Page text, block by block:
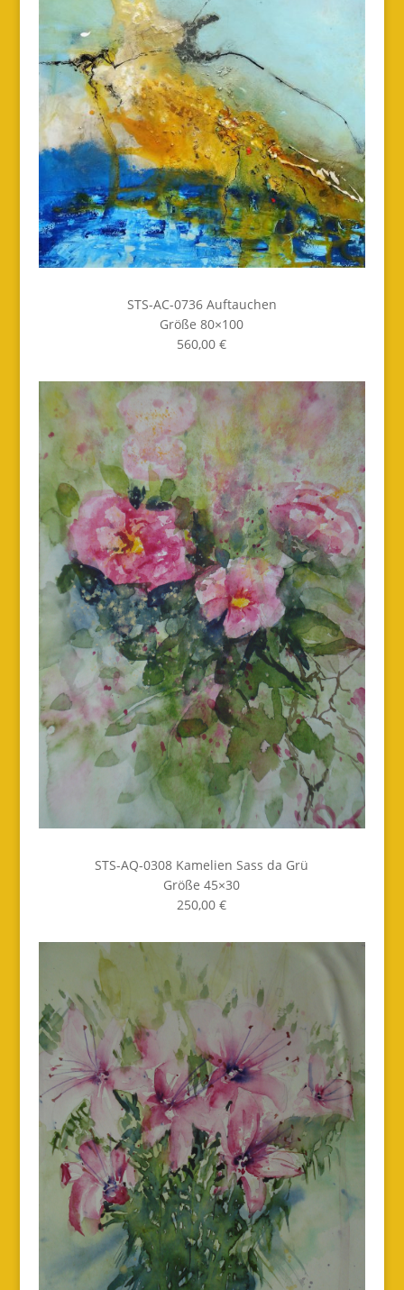
STS-AC-0736 Auftauchen
Größe 80×100
560,00 €
STS-AQ-0308 Kamelien Sass da Grü
Größe 45×30
250,00 €